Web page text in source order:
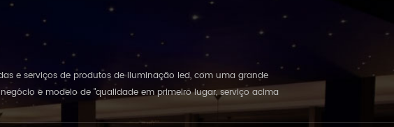
e serviços de produtos de iluminação led, com uma grande
e modelo de "qualidade em primeiro lugar, serviço acima